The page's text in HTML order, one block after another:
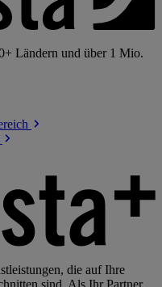
Ländern und über 1 Mio.
die auf Ihre
sind. Als Ihr Partner